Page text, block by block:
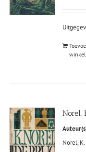
Norel,
Norel, K.